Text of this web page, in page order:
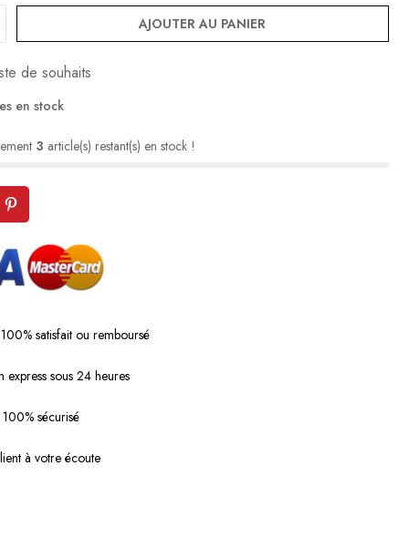
AJOUTER AU PANIER
de souhaits
en stock
3 article(s) restant(s) en stock !
satisfait ou remboursé
express sous 24 heures
sécurisé
à votre écoute